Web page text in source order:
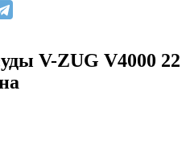
V-ZUG V4000 22